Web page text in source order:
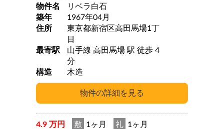
物件名
リベラ白石
築年
1967年04月
住所
東京都新宿区高田馬場1丁
目
最寄駅
山手線 高田馬場 駅 徒歩 4
分
構造
木造
4.9 万円 敷 1ヶ月 礼 1ヶ月